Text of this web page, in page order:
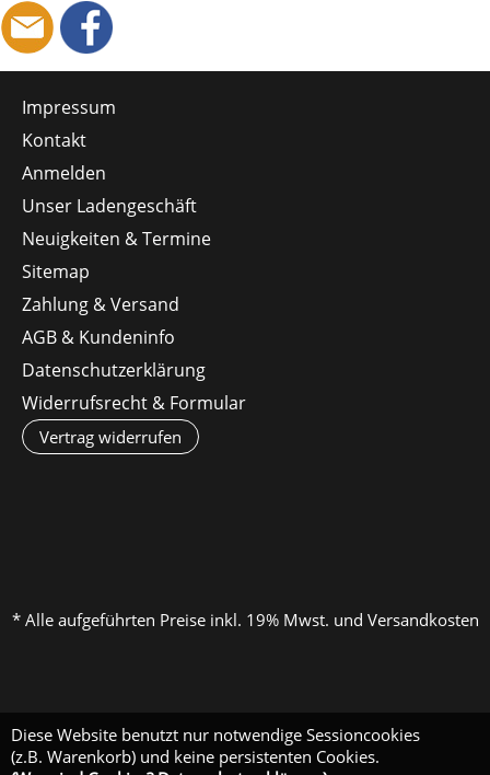
Diese Website benutzt nur notwendige Sessioncookies
(z.B. Warenkorb) und keine persistenten Cookies.
Impressum
Kontakt
Anmelden
Unser Ladengeschäft
Neuigkeiten & Termine
Sitemap
Zahlung & Versand
AGB & Kundeninfo
Datenschutzerklärung
Widerrufsrecht & Formular
Vertrag widerrufen
* Alle aufgeführten Preise inkl. 19% Mwst. und Versandkosten